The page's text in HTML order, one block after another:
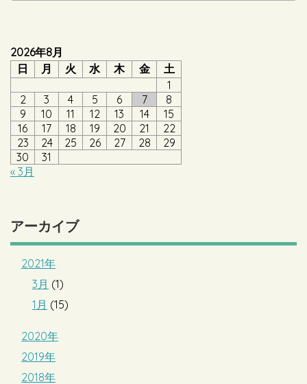
2026年8月
日
月 火 水 木 金
土
1
2
3 4 5 6 7
8
9
10 11 12 13 14
15
16
17 18 19 20 21
22
23
24 25 26 27 28
29
30
31
« 3月
アーカイブ
2021年
3月 (1)
1月 (15)
2020年
2019年
2018年